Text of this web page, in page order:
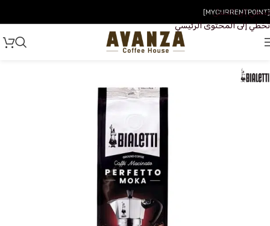
تخطي إلى التنقل
تخطي إلى المحتوى الرئيسي
[MYCURRENTPOINT]